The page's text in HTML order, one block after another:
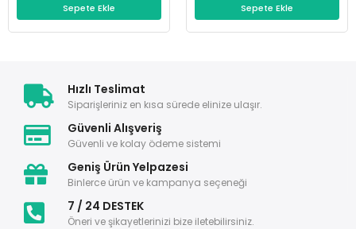
Sepete Ekle Sepete Ekle
Hızlı Teslimat
Siparişleriniz en kısa sürede elinize ulaşır.
Güvenli Alışveriş
Güvenli ve kolay ödeme sistemi
Geniş Ürün Yelpazesi
Binlerce ürün ve kampanya seçeneği
7 / 24 DESTEK
Öneri ve şikayetlerinizi bize iletebilirsiniz.